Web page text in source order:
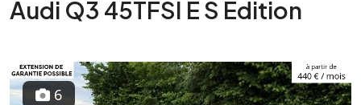
Audi Q3 45TFSI E S Edition
6